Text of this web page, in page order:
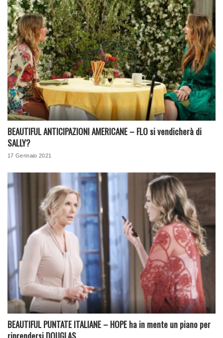
BEAUTIFUL ANTICIPAZIONI AMERICANE – FLO si vendicherà di
SALLY?
17 Gennaio 2021
BEAUTIFUL PUNTATE ITALIANE – HOPE ha in mente un piano per